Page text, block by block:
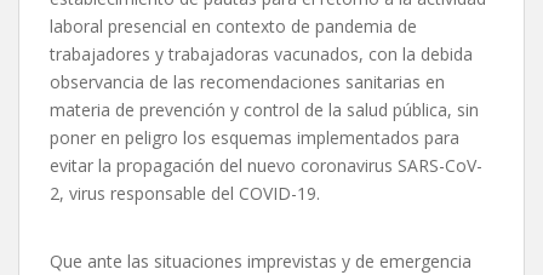
laboral presencial en contexto de pandemia de
trabajadores y trabajadoras vacunados, con la debida
observancia de las recomendaciones sanitarias en
materia de prevención y control de la salud pública, sin
poner en peligro los esquemas implementados para
evitar la propagación del nuevo coronavirus SARS-CoV-
2, virus responsable del COVID-19.
Que ante las situaciones imprevistas y de emergencia